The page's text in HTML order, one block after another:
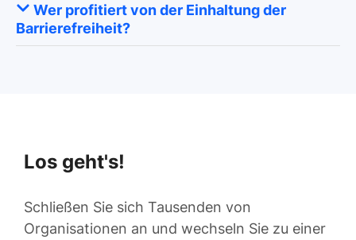
Wer profitiert von der Einhaltung der
Barrierefreiheit?
Los geht's!
Schließen Sie sich Tausenden von
Organisationen an und wechseln Sie zu einer